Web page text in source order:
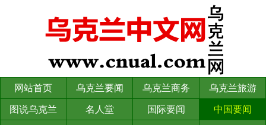
网站首页 乌克兰要闻 乌克兰商务 乌克兰旅游
图说乌克兰 名人堂 国际要闻 中国要闻